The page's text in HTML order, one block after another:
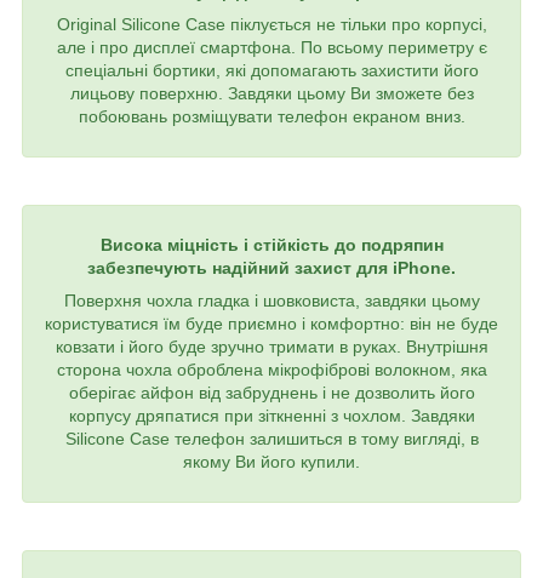
Original Silicone Case піклується не тільки про корпусі,
але і про дисплеї смартфона. По всьому периметру є
спеціальні бортики, які допомагають захистити його
лицьову поверхню. Завдяки цьому Ви зможете без
побоювань розміщувати телефон екраном вниз.
Висока міцність і стійкість до подряпин
забезпечують надійний захист для iPhone.
Поверхня чохла гладка і шовковиста, завдяки цьому
користуватися їм буде приємно і комфортно: він не буде
ковзати і його буде зручно тримати в руках. Внутрішня
сторона чохла оброблена мікрофіброві волокном, яка
оберігає айфон від забруднень і не дозволить його
корпусу дряпатися при зіткненні з чохлом. Завдяки
Silicone Case телефон залишиться в тому вигляді, в
якому Ви його купили.